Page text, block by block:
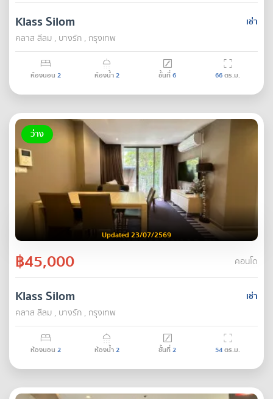
เช่า
Klass Silom
คลาส สีลม , บางรัก , กรุงเทพ
ห้องนอน 2 ห้องน้ำ2 ชั้นที่6 66ตร.ม.
ว่าง
Updated 23/07/2569
฿45,000 คอนโด
เช่า
Klass Silom
คลาส สีลม , บางรัก , กรุงเทพ
ห้องนอน 2 ห้องน้ำ2 ชั้นที่2 54ตร.ม.